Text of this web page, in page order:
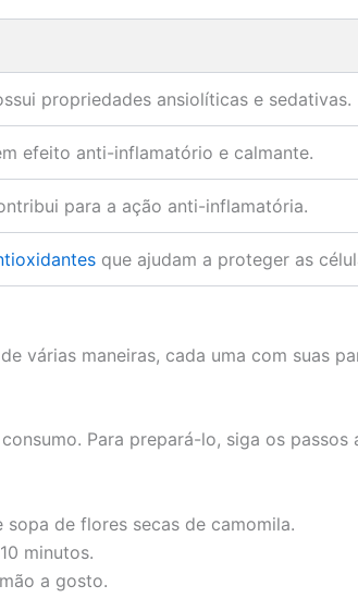
propriedades ansiolíticas e sedativas.
efeito anti-inflamatório e calmante.
para a ação anti-inflamatória.
que ajudam a proteger as
várias maneiras, cada uma com suas
Para prepará-lo, siga os passos
sopa de flores secas de camomila.
minutos.
a gosto.